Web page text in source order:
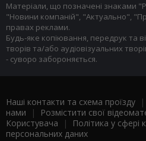
Матеріали, що позначені знаками
"Новини компаній", "Актуально",
правах реклами.
Будь-яке копіювання, передрук та
творів та/або аудіовізуальних
- суворо забороняється.
Наші контакти та схема проїзду |
нами | Розмістити свої
Користувача |
Політика у сфері
персональних даних